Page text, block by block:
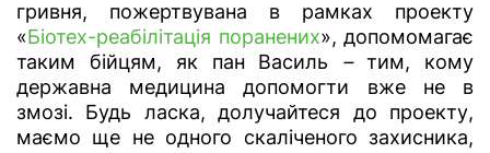
гривня, пожертвувана в рамках проекту
«Біотех-реабілітація поранених», допомомагає
таким бійцям, як пан Василь –тим, кому
державна медицина допомогти вже не в
змозі. Будь ласка, долучайтеся до проекту,
маємо ще не одного скаліченого захисника,